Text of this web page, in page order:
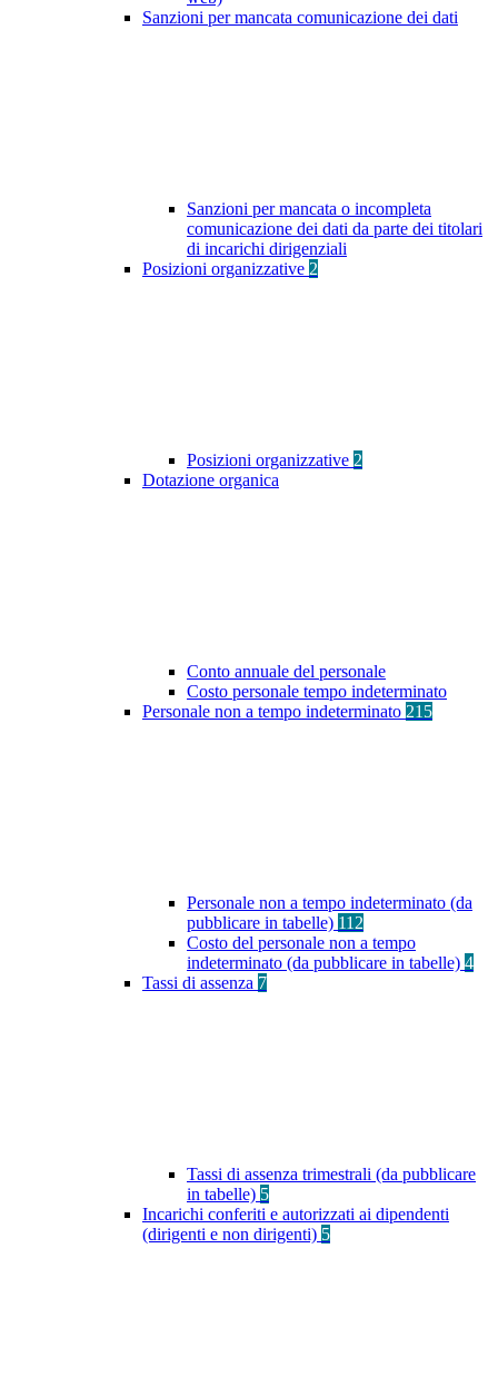
Sanzioni per mancata comunicazione dei dati
Sanzioni per mancata o incompleta
comunicazione dei dati da parte dei titolari
di incarichi dirigenziali
Posizioni organizzative 2
Posizioni organizzative 2
Dotazione organica
Conto annuale del personale
Costo personale tempo indeterminato
Personale non a tempo indeterminato 215
Personale non a tempo indeterminato (da
pubblicare in tabelle) 112
Costo del personale non a tempo
indeterminato (da pubblicare in tabelle) 4
Tassi di assenza 7
Tassi di assenza trimestrali (da pubblicare
in tabelle) 5
Incarichi conferiti e autorizzati ai dipendenti
(dirigenti e non dirigenti) 5